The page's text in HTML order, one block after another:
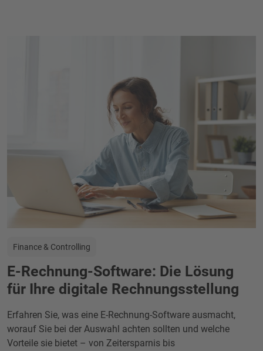
Finance & Controlling
E-Rechnung-Software: Die Lösung
für Ihre digitale Rechnungsstellung
Erfahren Sie, was eine E-Rechnung-Software ausmacht,
worauf Sie bei der Auswahl achten sollten und welche
Vorteile sie bietet – von Zeitersparnis bis